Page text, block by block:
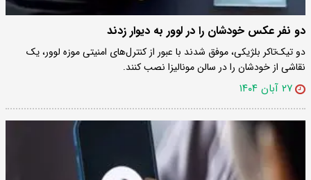
دو نفر عکس خودشان را در لوور به دیوار زدند
دو تیک‌تاکر بلژیکی، موفق شدند با عبور از کنترل‌های امنیتی موزه لوور، یک
نقاشی از خودشان را در سالن مونالیزا نصب کنند.
۲۷ آبان ۱۴۰۴